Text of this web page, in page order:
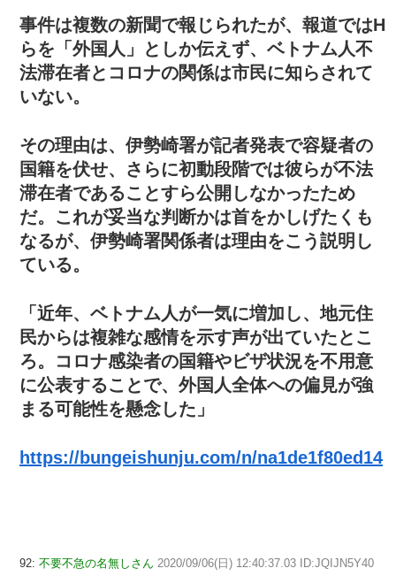
事件は複数の新聞で報じられたが、報道ではH
らを「外国人」としか伝えず、ベトナム人不
法滞在者とコロナの関係は市民に知らされて
いない。
その理由は、伊勢崎署が記者発表で容疑者の
国籍を伏せ、さらに初動段階では彼らが不法
滞在者であることすら公開しなかったため
だ。これが妥当な判断かは首をかしげたくも
なるが、伊勢崎署関係者は理由をこう説明し
ている。
「近年、ベトナム人が一気に増加し、地元住
民からは複雑な感情を示す声が出ていたとこ
ろ。コロナ感染者の国籍やビザ状況を不用意
に公表することで、外国人全体への偏見が強
まる可能性を懸念した」
https://bungeishunju.com/n/na1de1f80ed14
92: 不要不急の名無しさん 2020/09/06(日) 12:40:37.03 ID:JQIJN5Y40